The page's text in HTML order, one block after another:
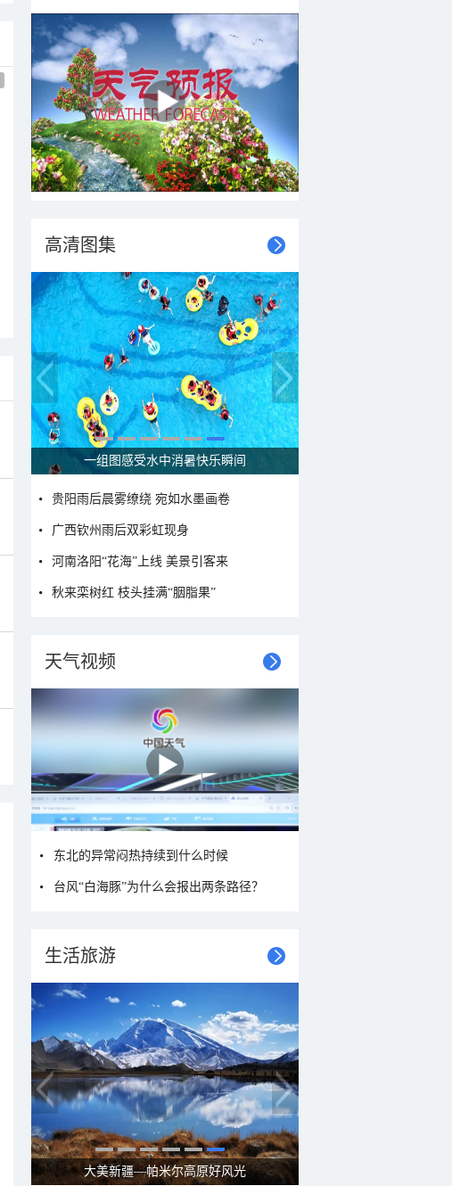
高清图集
一组图感受水中消暑快乐瞬间
贵阳雨后晨雾缭绕 宛如水墨画卷
广西钦州雨后双彩虹现身
河南洛阳“花海”上线 美景引客来
秋来栾树红 枝头挂满“胭脂果”
天气视频
东北的异常闷热持续到什么时候
台风“白海豚”为什么会报出两条路径？
生活旅游
大美新疆—帕米尔高原好风光